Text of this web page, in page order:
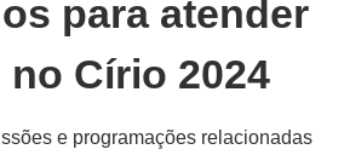
para atender
Círio 2024
e programações relacionadas